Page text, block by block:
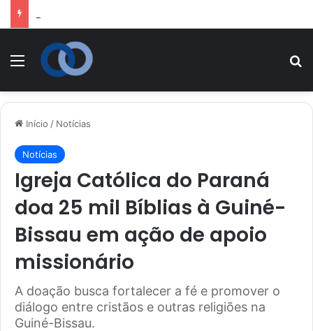
Menu
Início / Notícias
Notícias
Igreja Católica do Paraná
doa 25 mil Bíblias à Guiné-
Bissau em ação de apoio
missionário
A doação busca fortalecer a fé e promover o
diálogo entre cristãos e outras religiões na
Guiné-Bissau.